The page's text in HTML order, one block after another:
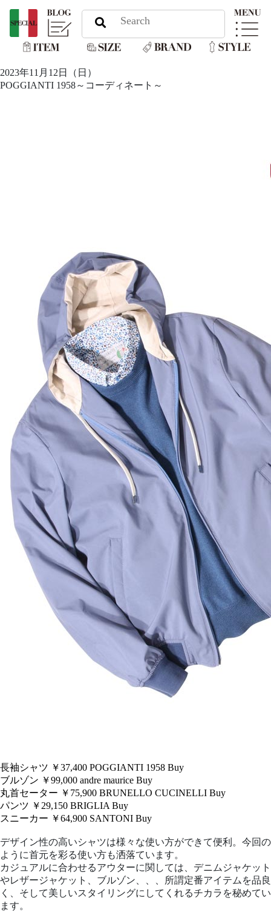
2023年11月12日（日）
POGGIANTI 1958～コーディネート～
長袖シャツ ￥37,400 POGGIANTI 1958 Buy
ブルゾン ￥99,000 andre maurice Buy
丸首セーター ￥75,900 BRUNELLO CUCINELLI Buy
パンツ ￥29,150 BRIGLIA Buy
スニーカー ￥64,900 SANTONI Buy
デザイン性の高いシャツは様々な使い方ができて便利。今回の
ように首元を彩る使い方も洒落ています。
カジュアルに合わせるアウターに関しては、デニムジャケット
やレザージャケット、ブルゾン、、、所謂定番アイテムを品良
く、そして美しいスタイリングにしてくれるチカラを秘めてい
ます。